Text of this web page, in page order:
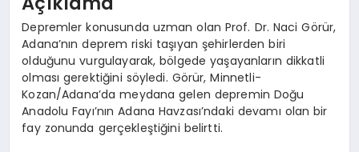
Depremler konusunda uzman olan Prof. Dr. Naci Görür,
Adana’nın deprem riski taşıyan şehirlerden biri
olduğunu vurgulayarak, bölgede yaşayanların dikkatli
olması gerektiğini söyledi. Görür, Minnetli-
Kozan/Adana’da meydana gelen depremin Doğu
Anadolu Fayı’nın Adana Havzası’ndaki devamı olan bir
fay zonunda gerçekleştiğini belirtti.